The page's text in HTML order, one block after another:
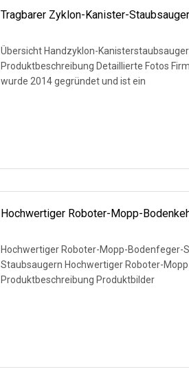
Tragbarer Zyklon-Kanister-
Übersicht Handzyklon-
Produktbeschreibung Detaillierte Fotos
wurde 2014 gegründet und ist ein
Hochwertiger Roboter-Mopp-
Hochwertiger Roboter-Mopp-Bodenfeger-
Staubsaugern Hochwertiger Roboter-
Produktbeschreibung Produktbilder